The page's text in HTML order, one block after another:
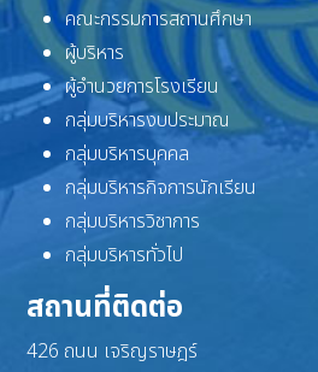
คณะกรรมการสถานศึกษา
ผู้บริหาร
ผู้อำนวยการโรงเรียน
กลุ่มบริหารงบประมาณ
กลุ่มบริหารบุคคล
กลุ่มบริหารกิจการนักเรียน
กลุ่มบริหารวิชาการ
กลุ่มบริหารทั่วไป
สถานที่ติดต่อ
426 ถนน เจริญราษฎร์